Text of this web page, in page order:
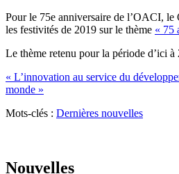
Pour le 75e anniversaire de l’OACI, le
les festivités de 2019 sur le thème « 75
Le thème retenu pour la période d’ici à
« L’innovation au service du
monde »
Mots-clés : Dernières nouvelles
Nouvelles